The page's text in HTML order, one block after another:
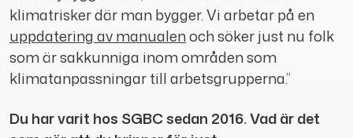
klimatrisker där man bygger. Vi arbetar på en
uppdatering av manualenoch söker just nu folk
som är sakkunniga inom områden som
klimatanpassningar till arbetsgrupperna.”
Du har varit hos SGBC sedan 2016. Vad är det